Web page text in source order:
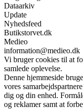
Dataarkiv
Update
Nyhedsfeed
Butikstorvet.dk
Medieo
information@medieo.dk
Vi bruger cookies til at
samlede oplevelse.
Denne hjemmeside
vores
dig og din enhed.
og reklamer samt at